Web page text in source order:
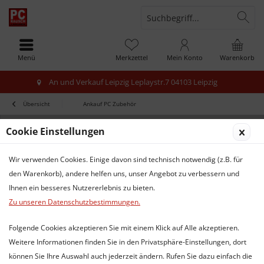
An und Verkauf Leipzig Leplaystr.7 04103 Leipzig
Warenkorb
Merkzettel Mein Konto
Menü
Übersicht Ankauf PC Zubehör
Cookie Einstellungen
Wir verwenden Cookies. Einige davon sind technisch notwendig (z.B. für
den Warenkorb), andere helfen uns, unser Angebot zu verbessern und
Ihnen ein besseres Nutzererlebnis zu bieten.
Zu unseren Datenschutzbestimmungen.
Folgende Cookies akzeptieren Sie mit einem Klick auf Alle akzeptieren.
Weitere Informationen finden Sie in den Privatsphäre-Einstellungen, dort
können Sie Ihre Auswahl auch jederzeit ändern. Rufen Sie dazu einfach die